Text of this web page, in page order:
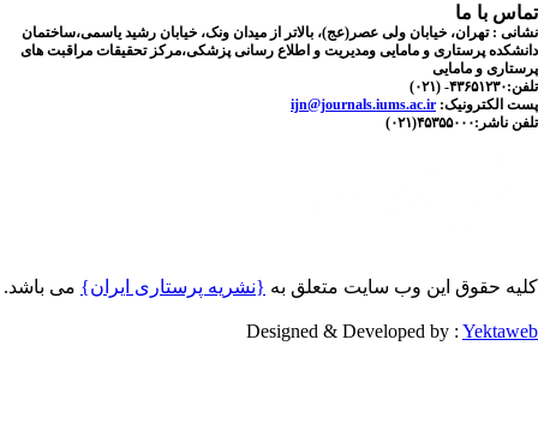
با ما
: تهران، خیابان ولی عصر(عج)، بالاتر از میدان ونک، خیابان رشید یاسمی،ساختمان
پرستاری و مامایی ومدیریت و اطلاع رسانی پزشکی،مرکز تحقیقات مراقبت های
و مامایی
(۰۲۱)
الکترونیک:ijn@journals.iums.ac.ir
حقوق این وب سایت متعلق به{نشریه پرستاری ایران}می باشد.
Designed & Developed by :